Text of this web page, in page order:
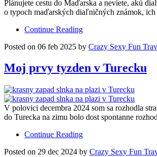
Plánujete cestu do Maďarska a neviete, akú
o typoch maďarských diaľničných známok,
Continue Reading
Posted on 06 feb 2025 by Crazy Sexy Fun
Moj prvy tyzden v Turecku
V polovici decembra 2024 som sa rozhodla
do Turecka na zimu bolo dost spontanne
Continue Reading
Posted on 29 dec 2024 by Crazy Sexy Fun